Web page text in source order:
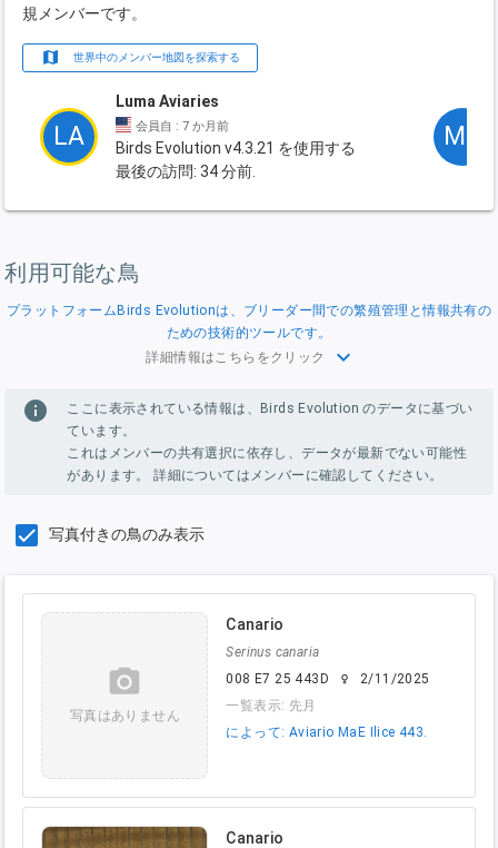
規メンバーです。
map 世界中のメンバー地図を探索する
LA
Luma Aviaries
会員自 : 7 か月前
Birds Evolution v4.3.21 を使用する
最後の訪問: 34 分前.
MB
利用可能な鳥
プラットフォームBirds Evolutionは、ブリーダー間での繁殖管理と情報共有の
ための技術的ツールです。
詳細情報はこちらをクリック
expand_more
info
ここに表示されている情報は、Birds Evolution のデータに基づい
ています。
これはメンバーの共有選択に依存し、データが最新でない可能性
があります。 詳細についてはメンバーに確認してください。
写真付きの鳥のみ表示
camera_alt
写真はありません
Canario
Serinus canaria
008 E7 25 443D
female
2/11/2025
一覧表示: 先月
によって: Aviario MaE Ilice 443.
Canario